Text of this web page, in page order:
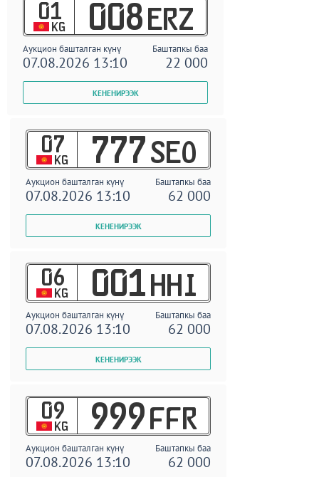
01
KG 008 ERZ
Аукцион башталган күнү Баштапкы баа
07.08.2026 13:10 22 000
07
KG 777 SEO
Аукцион башталган күнү Баштапкы баа
07.08.2026 13:10 62 000
06
KG 001 HHI
Аукцион башталган күнү Баштапкы баа
07.08.2026 13:10 62 000
09
KG 999 FFR
Аукцион башталган күнү Баштапкы баа
07.08.2026 13:10 62 000